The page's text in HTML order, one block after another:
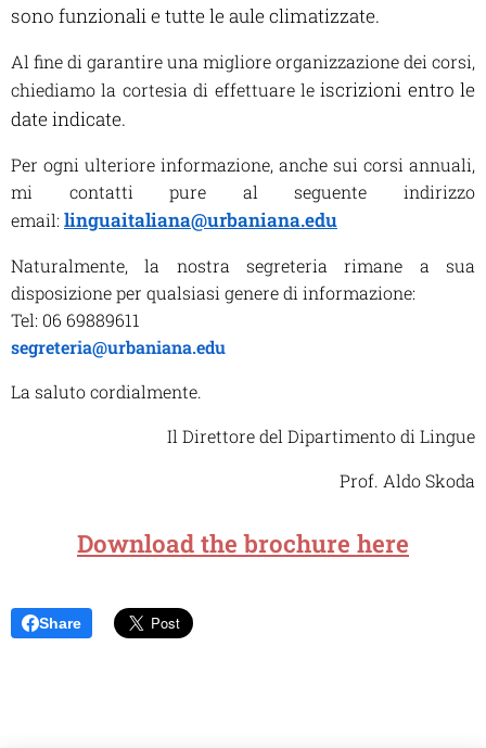
sono funzionali e tutte le aule climatizzate.
Al fine di garantire una migliore organizzazione dei corsi,
chiediamo la cortesia di effettuare leiscrizioni entro le
date indicate.
Per ogni ulteriore informazione, anche sui corsi annuali,
mi contatti pure al seguente indirizzo
email: linguaitaliana@urbaniana.edu
Naturalmente, la nostra segreteria rimane a sua
disposizione per qualsiasi genere di informazione:
Tel: 06 69889611
segreteria@urbaniana.edu
La saluto cordialmente.
Il Direttore del Dipartimento di Lingue
Prof. Aldo Skoda
Download the brochure here
Share